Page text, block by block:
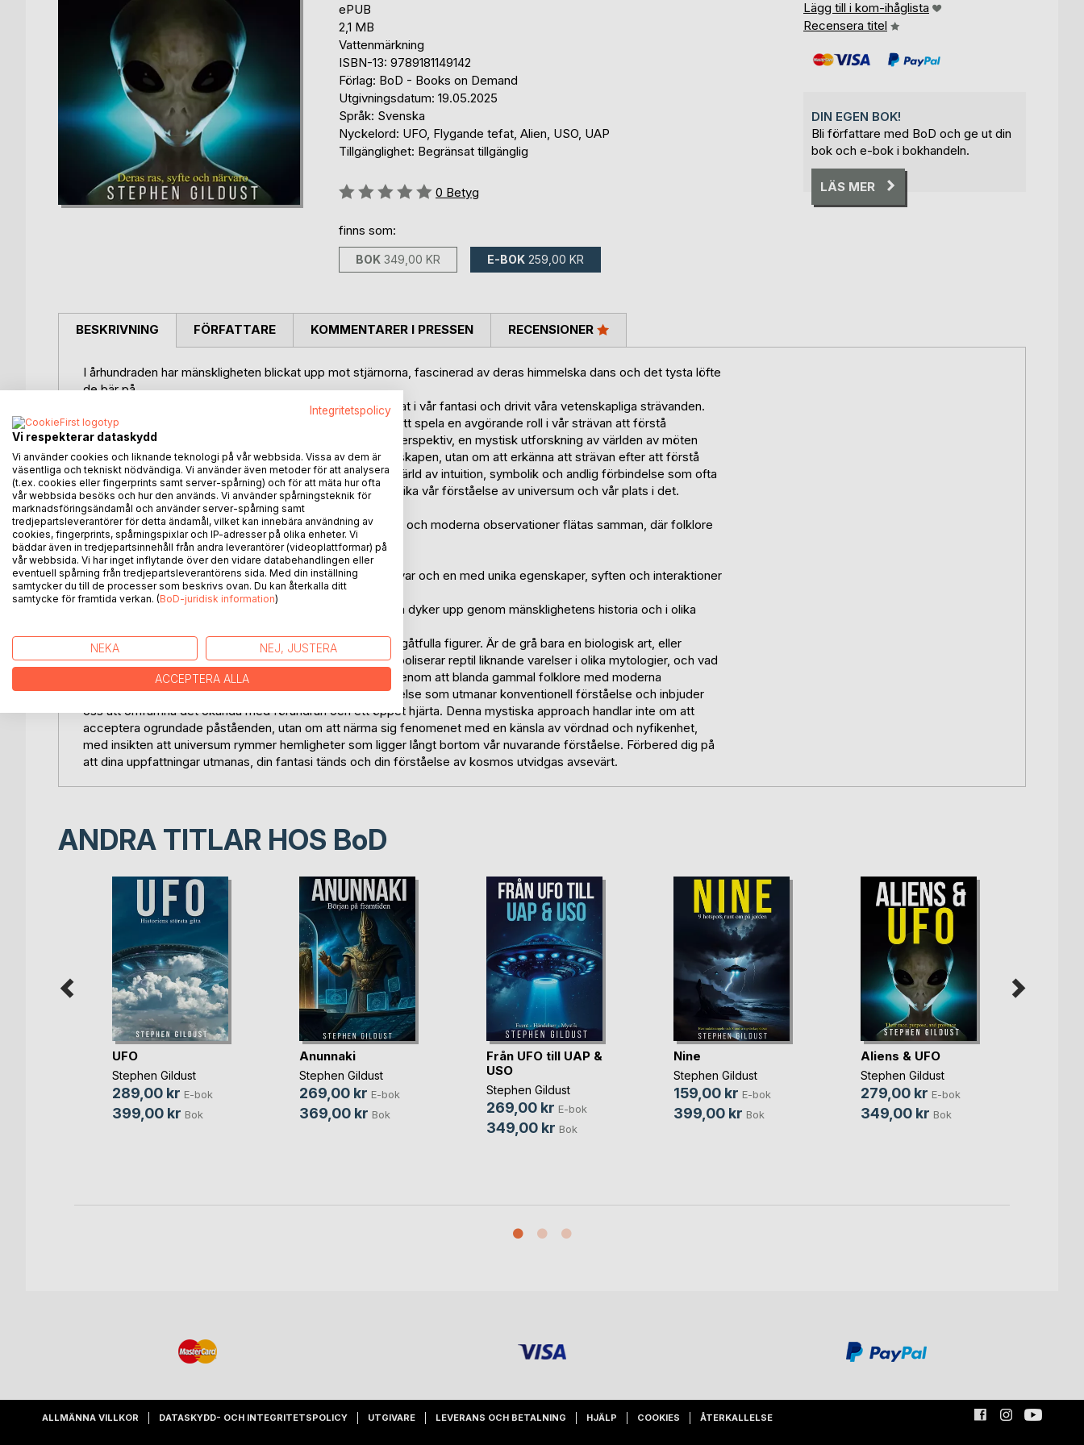
ePUB
2,1 MB
Vattenmärkning
ISBN-13: 9789181149142
Förlag: BoD - Books on Demand
Utgivningsdatum: 19.05.2025
Språk: Svenska
Nyckelord: UFO, Flygande tefat, Alien, USO, UAP
Tillgänglighet: Begränsat tillgänglig
Betyg::
0 Betyg
finns som:
BOK 349,00 KR E-BOK 259,00 KR
Lägg till i kom-ihåglista
Recensera titel
DIN EGEN BOK!
Bli författare med BoD och ge ut din
bok och e-bok i bokhandeln.
LÄS MER
BESKRIVNING
I århundraden har mänskligheten blickat upp mot stjärnorna, fascinerad av deras himmelska dans och det tysta löfte
de bär på.
Frågan om vi är ensamma i den oändliga rymden har spökat i vår fantasi och drivit våra vetenskapliga strävanden.
Medan rigorösa vetenskapliga undersökningar fortsätter att spela en avgörande roll i vår strävan att förstå
utomjordiskt liv, erbjuder denna bok ett kompletterande perspektiv, en mystisk utforskning av världen av möten
med utomjordingar. Det handlar inte om att avfärda vetenskapen, utan om att erkänna att strävan efter att förstå
verkligheten går bortom det rent empiriska. Det finns en värld av intuition, symbolik och andlig förbindelse som ofta
förblir outforskad, men som har en enorm potential att berika vår förståelse av universum och vår plats i det.
Vi kommer att resa genom ett landskap där forntida myter och moderna observationer flätas samman, där folklore
och
spekulationer belyser tidigare dolda vägar. Vi kommer att
undersöka de olika raser som sägs bebo vårt universum, var och en med unika egenskaper, syften och interaktioner
med mänskligheten.
Vi kommer att analysera de återkommande arketyper som dyker upp genom mänsklighetens historia och i olika
utforska den potentiella symboliska betydelsen av dessa gåtfulla figurer. Är de grå bara en biologisk art, eller
representerar de en djupare, arketypisk energi? Vad symboliserar reptil liknande varelser i olika mytologier, och vad
kan det säga om deras interaktion med mänskligheten? Genom att blanda gammal folklore med moderna
observationer kommer vi att avslöja en fängslande berättelse som utmanar konventionell förståelse och inbjuder
oss att omfamna det okända med förundran och ett öppet hjärta. Denna mystiska approach handlar inte om att
acceptera ogrundade påståenden, utan om att närma sig fenomenet med en känsla av vördnad och nyfikenhet,
med insikten att universum rymmer hemligheter som ligger långt bortom vår nuvarande förståelse. Förbered dig på
att dina uppfattningar utmanas, din fantasi tänds och din förståelse av kosmos utvidgas avsevärt.
FÖRFATTARE KOMMENTARER I PRESSEN RECENSIONER
ANDRA TITLAR HOS BoD
UFO
Stephen Gildust
289,00 kr E-bok
399,00 kr Bok
Anunnaki
Stephen Gildust
269,00 kr E-bok
369,00 kr Bok
Från UFO till UAP &
USO
Stephen Gildust
269,00 kr E-bok
349,00 kr Bok
Nine
Stephen Gildust
159,00 kr E-bok
399,00 kr Bok
Aliens & UFO
Stephen Gildust
279,00 kr E-bok
349,00 kr Bok
ALLMÄNNA VILLKOR DATASKYDD- OCH INTEGRITETSPOLICY UTGIVARE LEVERANS OCH BETALNING HJÄLP COOKIES ÅTERKALLELSE
Integritetspolicy
Vi respekterar dataskydd
Vi använder cookies och liknande teknologi på vår webbsida. Vissa av dem är
väsentliga och tekniskt nödvändiga. Vi använder även metoder för att analysera
(t.ex. cookies eller fingerprints samt server-spårning) och för att mäta hur ofta
vår webbsida besöks och hur den används. Vi använder spårningsteknik för
marknadsföringsändamål och använder server-spårning samt
tredjepartsleverantörer för detta ändamål, vilket kan innebära användning av
cookies, fingerprints, spårningspixlar och IP-adresser på olika enheter. Vi
bäddar även in tredjepartsinnehåll från andra leverantörer (videoplattformar) på
vår webbsida. Vi har inget inflytande över den vidare databehandlingen eller
eventuell spårning från tredjepartsleverantörens sida. Med din inställning
samtycker du till de processer som beskrivs ovan. Du kan återkalla ditt
samtycke för framtida verkan. (BoD-juridisk information)
NEKA NEJ, JUSTERA
ACCEPTERA ALLA